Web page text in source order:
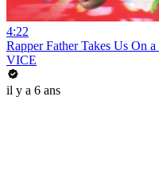
4:22
Rapper Father Takes Us On
VICE
il y a 6 ans